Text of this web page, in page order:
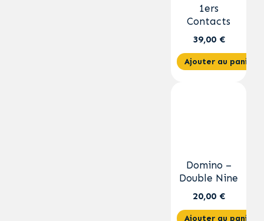
1ers
Contacts
39,00 €
Ajouter au panier
Domino –
Double Nine
20,00 €
Ajouter au panier